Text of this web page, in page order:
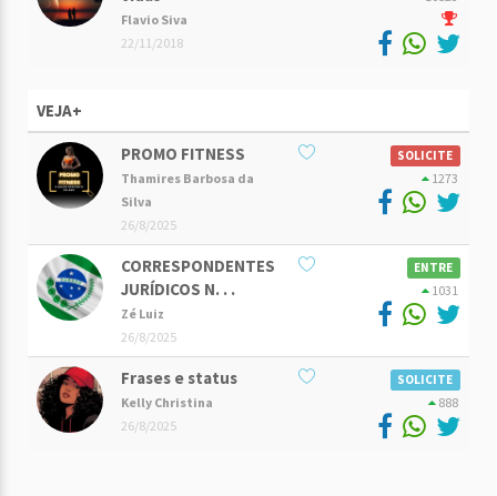
Flavio Siva
22/11/2018
VEJA+
PROMO FITNESS
Thamires Barbosa da
Silva
26/8/2025
SOLICITE
1273
CORRESPONDENTES
JURÍDICOS N. . .
Zé Luiz
26/8/2025
ENTRE
1031
Frases e status
Kelly Christina
26/8/2025
SOLICITE
888